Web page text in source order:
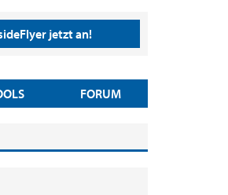
jetzt an!
FORUM